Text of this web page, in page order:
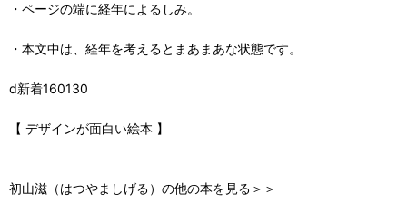
・ページの端に経年によるしみ。
・本文中は、経年を考えるとまあまあな状態です。
d新着160130
【 デザインが面白い絵本 】
初山滋（はつやましげる）の他の本を見る＞＞